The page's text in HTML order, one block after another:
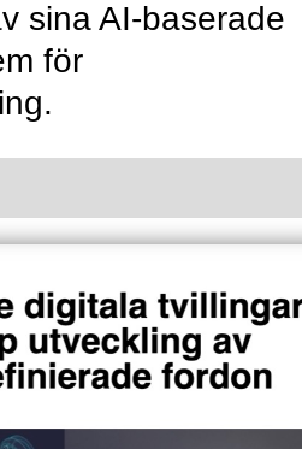
sina AI-baserade
för